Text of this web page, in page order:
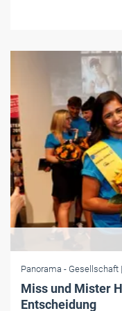
Panorama - Gesellschaft
Miss und Mister
Entscheidung